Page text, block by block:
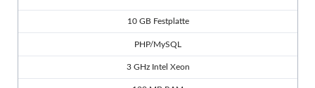
10 GB Festplatte
PHP/MySQL
3 GHz Intel Xeon